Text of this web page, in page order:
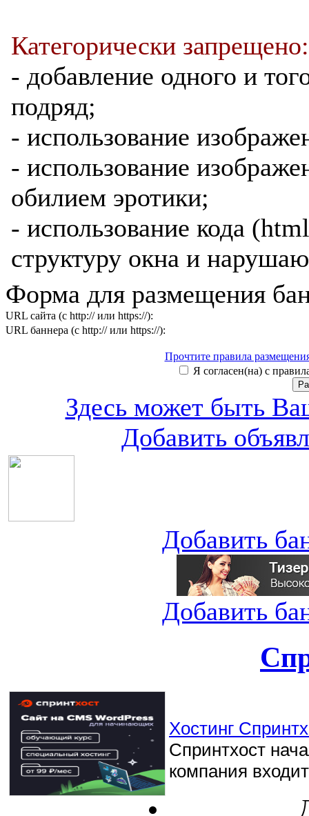
Категорически запрещено:
- добавление одного и
подряд;
- использование
- использование
обилием эротики;
- использование кода
структуру окна и
Форма для размещения
URL сайта (с http:// или https://):
URL баннера (с http:// или https://):
Прочтите правила
Я согласен(на) с
Здесь может быть
Добавить
Добавить
Добавить
Хостинг
Спринтхост
компания